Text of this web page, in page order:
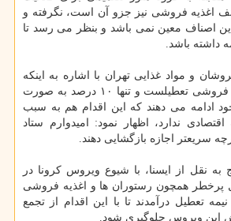
اغذیه فروشی نیز جزو آن است، نگرفته و
اصناف معین نمی باشد و بنظر می رسد تا
داشته باشد.
و مواد غذایی تهران با اشاره به اینکه
۹۰ درصد صنف اغذیه فروشی تعطیلست و تنها ۱۰ درصد به صورت
ادامه می دهند که این اقدام هم به سبب
ندارد، اظهار نمود: امیدوارم ستاد
سریعتر اجازه بازگشایی دهند.
نقل از ایسنا، با شیوع ویروس کرونا در
پرخطر همچون رستوران ها و اغذیه فروشی
تعطیل درآمدند تا با این اقدام از تجمع
این ویروس جلوگیری شود.